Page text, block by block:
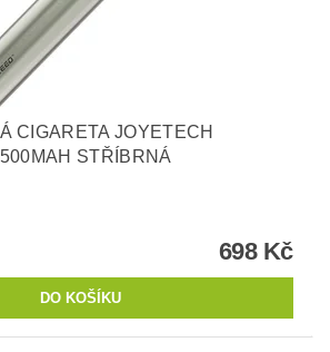
CIGARETA JOYETECH
STŘÍBRNÁ
698 Kč